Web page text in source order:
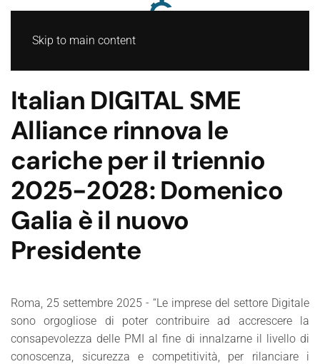
Skip to main content
Italian DIGITAL SME
Alliance rinnova le
cariche per il triennio
2025-2028: Domenico
Galia è il nuovo
Presidente
Roma, 25 settembre 2025 - “Le imprese del settore Digitale
sono orgogliose di poter contribuire ad accrescere la
consapevolezza delle PMI al fine di innalzarne il livello di
conoscenza, sicurezza e competitività, per rilanciare i